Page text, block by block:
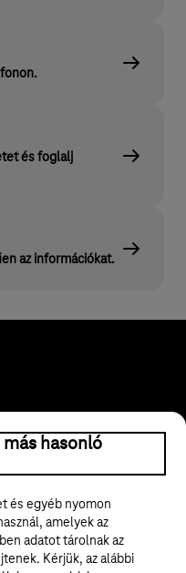
és foglalj
az információkat.
más hasonló
és egyéb nyomon
amelyek az
adatot tárolnak az
Kérjük, az alábbi